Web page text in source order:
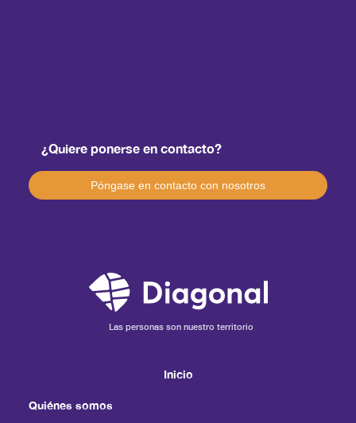
¿Quiere ponerse en contacto?
Póngase en contacto con nosotros
Las personas son nuestro territorio
Inicio
Quiénes somos